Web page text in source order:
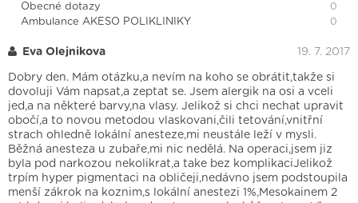
Obecné dotazy 0
Ambulance AKESO POLIKLINIKY 0
Eva Olejnikova 19. 7. 2017
Dobry den. Mám otázku,a nevím na koho se obrátit,takže si
dovoluji Vám napsat,a zeptat se. Jsem alergik na osi a vceli
jed,a na některé barvy,na vlasy. Jelikož si chci nechat upravit
obočí,a to novou metodou vlaskovani,čili tetování,vnitřní
strach ohledně lokální anesteze,mi neustále leží v mysli.
Běžná anesteza u zubaře,mi nic nedělá. Na operaci,jsem jiz
byla pod narkozou nekolikrat,a take bez komplikaciJelikož
trpím hyper pigmentaci na obličeji,nedávno jsem podstoupila
menší zákrok na koznim,s lokální anestezi 1%,Mesokainem 2